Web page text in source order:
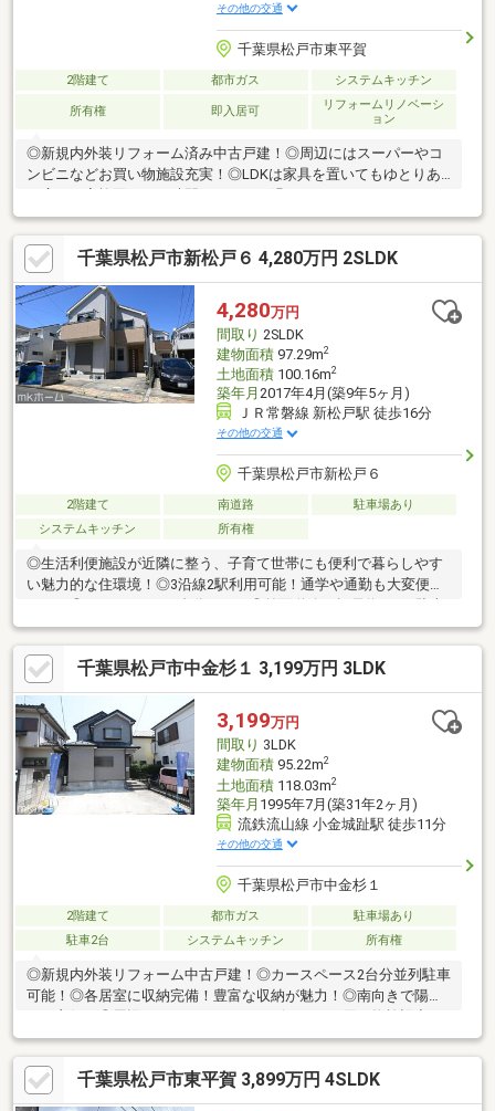
その他の交通
千葉県松戸市東平賀
2階建て 都市ガス システムキッチン
所有権 即入居可
リフォームリノベーシ
ョン
◎新規内外装リフォーム済み中古戸建！◎周辺にはスーパーやコ
ンビニなどお買い物施設充実！◎LDKは家具を置いてもゆとりあ
◎対面キッチンからはリビング・ダイニングが見渡せるのでお子
様の様子を見守りながら料理ができます。◎子育てしやすい住環
境！◎家事動線に配慮した間取りです！【リフォーム内容】・シ
ステムキッチン交換・ユニットバス交換・洗面化粧台交換・トイ
レ交換・フローリング、クロス、建具交換・外壁、屋根塗装・ハ
ウスクリーニングなど
千葉県松戸市新松戸６ 4,280万円 2SLDK
4,280万円
間取り 2SLDK
建物面積97.29m2
土地面積100.16m2
築年月 2017年4月(築9年5ヶ月)
ＪＲ常磐線 新松戸駅 徒歩16分
その他の交通
千葉県松戸市新松戸６
2階建て 南道路
駐車場あり
システムキッチン
所有権
◎生活利便施設が近隣に整う、子育て世帯にも便利で暮らしやす
い魅力的な住環境！◎3沿線2駅利用可能！通学や通勤も大変便利
も安心！◎陽当り良好な2階リビング！外からの目線を気にする事
なく、家族団らんの時間をゆったり過ごせます！◎ご家族の笑顔
が見える人気の対面式キッチン！◎柔らかい和室付きの物件！和
の空間を感じることのできる落ち着きある一部屋です！◎広めの
納戸を２個所設置！季節物の収納や趣味のお部屋、テレワーク用
のお部屋など、用途いろいろ！◎全居室収納付！お部屋もスッキ
リ片付きます！◎南面バルコニーで陽当り良好！
千葉県松戸市中金杉１ 3,199万円 3LDK
3,199万円
間取り 3LDK
建物面積95.22m2
土地面積118.03m2
築年月 1995年7月(築31年2ヶ月)
流鉄流山線 小金城趾駅 徒歩11分
その他の交通
千葉県松戸市中金杉１
2階建て 都市ガス
駐車場あり
駐車2台
システムキッチン 所有権
◎新規内外装リフォーム中古戸建！◎カースペース2台分並列駐車
可能！◎各居室に収納完備！豊富な収納が魅力！◎南向きで陽当
実！◎LDKは家具を置いてもゆとりある広さ！家族団らんの時間
をゆったり過ごすことができますね！◎子育てしやすい住環境！
◎家事動線に配慮した間取りです！◎トイレは1F・2Fにございま
す。忙しい朝も大活躍です！【リフォーム内容】・システムキッ
千葉県松戸市東平賀 3,899万円 4SLDK